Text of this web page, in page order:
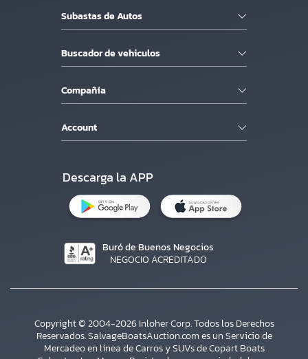
Subastas de Autos
Buscador de vehiculos
Compañía
Account
Descarga la APP
Buró de Buenos Negocios
NEGOCIO ACREDITADO
Copyright © 2004-2026 Inloher Corp. Todos los Derechos
Reservados. SalvageBoatsAuction.com es un Servicio de
Mercadeo en línea de Carros y SUVs de Copart Boats